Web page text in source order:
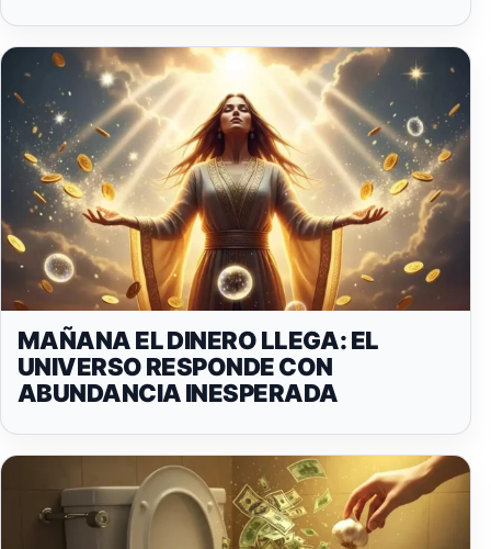
MAÑANA EL DINERO LLEGA: EL
UNIVERSO RESPONDE CON
ABUNDANCIA INESPERADA